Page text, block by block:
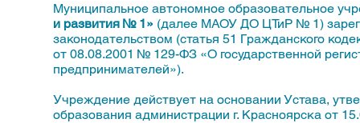
Муниципальное автономное образовательное
и развития № 1» (далее МАОУ ДО ЦТиР № 1)
законодательством (статья 51 Гражданского
от 08.08.2001 № 129-ФЗ «О государственной
предпринимателей»).
Учреждение действует на основании Устава,
образования администрации г. Красноярска от